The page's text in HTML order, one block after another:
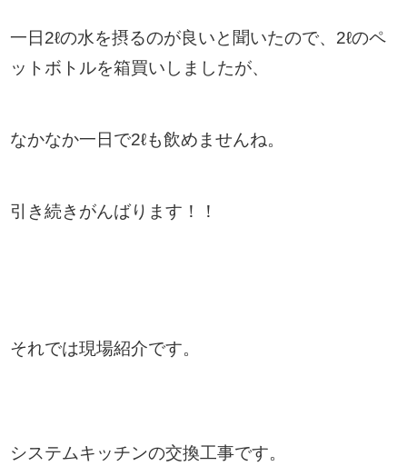
一日2ℓの水を摂るのが良いと聞いたので、2ℓのペ
ットボトルを箱買いしましたが、
なかなか一日で2ℓも飲めませんね。
引き続きがんばります！！
それでは現場紹介です。
システムキッチンの交換工事です。